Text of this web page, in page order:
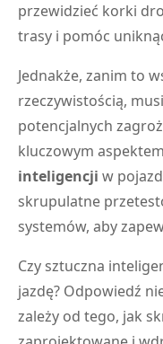
przewidzieć korki
trasy i pomóc
Jednakże, zanim to
rzeczywistością,
potencjalnych
kluczowym
inteligencji w
skrupulatne
systemów, aby
Czy sztuczna
jazdę? Odpowiedź
zależy od tego, jak